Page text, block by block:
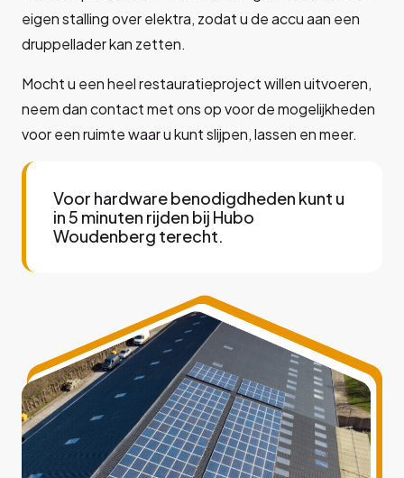
eigen stalling over elektra, zodat u de accu aan een
druppellader kan zetten.
Mocht u een heel restauratieproject willen uitvoeren,
neem dan contact met ons op voor de mogelijkheden
voor een ruimte waar u kunt slijpen, lassen en meer.
Voor hardware benodigdheden kunt u
in 5 minuten rijden bij Hubo
Woudenberg terecht.